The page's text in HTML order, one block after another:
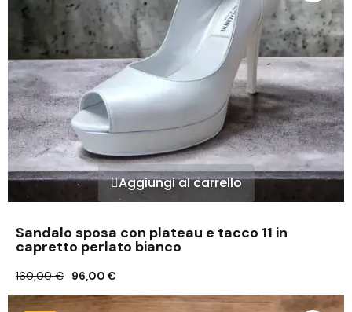
Aggiungi al carrello
Sandalo sposa con plateau e tacco 11 in
capretto perlato bianco
160,00 € 96,00 €